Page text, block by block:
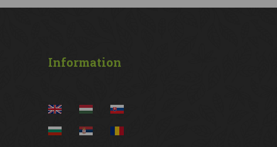
Information